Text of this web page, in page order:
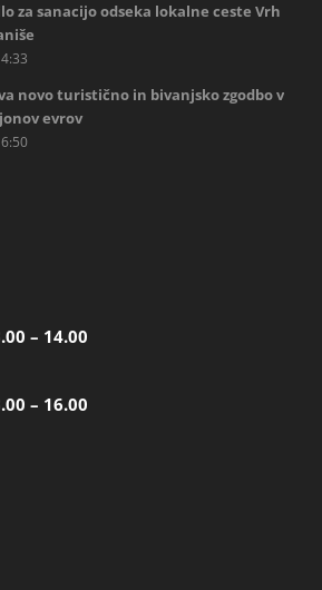
za sanacijo odseka lokalne ceste Vrh
novo turistično in bivanjsko zgodbo v
evrov
– 14.00
– 16.00